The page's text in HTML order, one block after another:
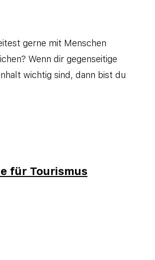
gerne mit Menschen
Wenn dir gegenseitige
wichtig sind, dann bist du
für Tourismus